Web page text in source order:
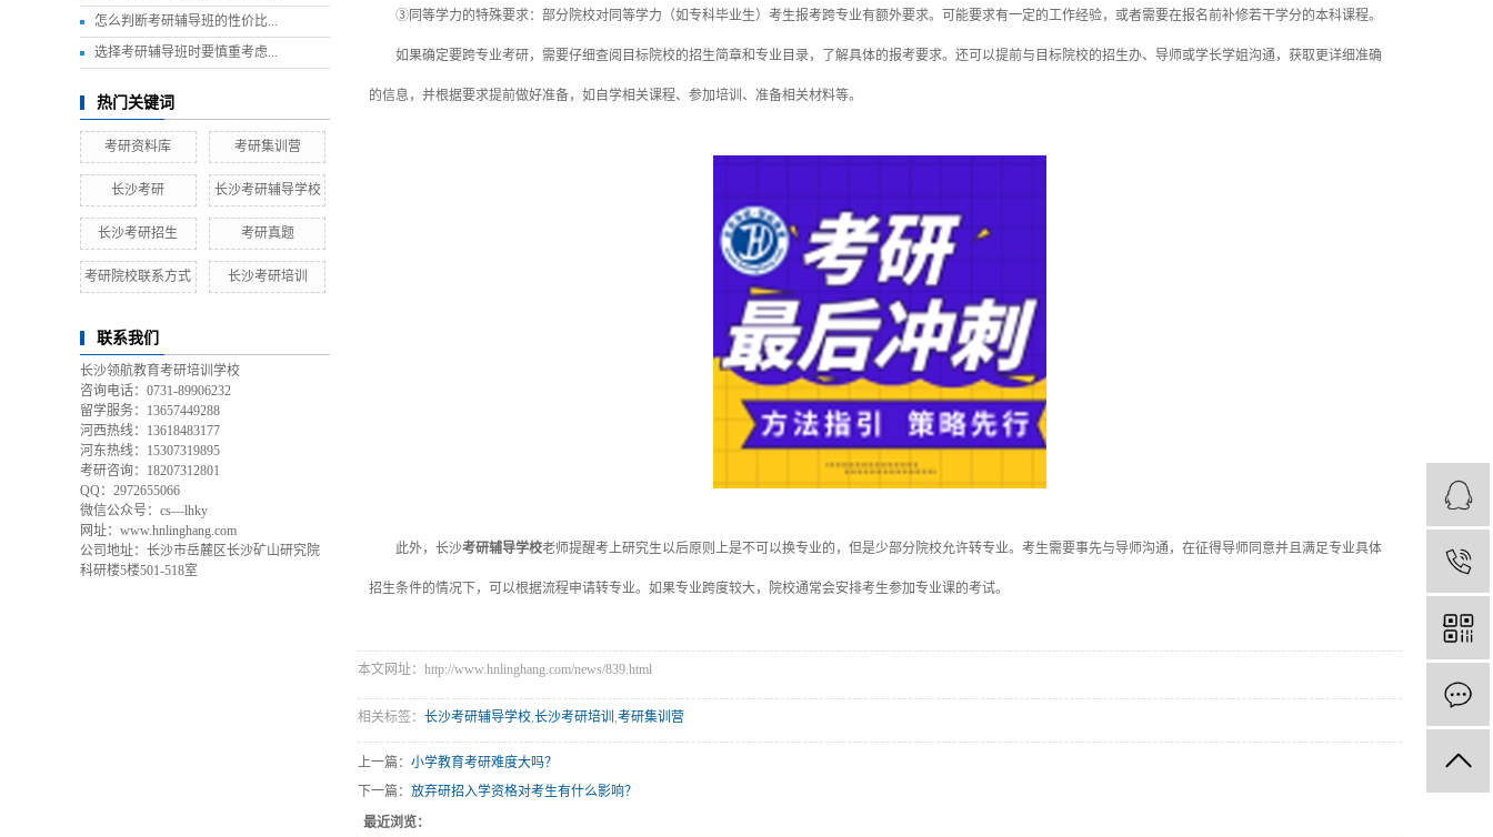
怎么判断考研辅导班的性价比...
选择考研辅导班时要慎重考虑...
热门关键词
考研资料库 考研集训营
长沙考研 长沙考研辅导学校
长沙考研招生 考研真题
考研院校联系方式 长沙考研培训
联系我们
长沙领航教育考研培训学校
咨询电话：0731-89906232
留学服务：13657449288
河西热线：13618483177
河东热线：15307319895
考研咨询：18207312801
QQ：2972655066
微信公众号：cs—lhky
网址：www.hnlinghang.com
公司地址：长沙市岳麓区长沙矿山研究院
科研楼5楼501-518室
③同等学力的特殊要求：部分院校对同等学力（如专科毕业生）考生报考跨专业有额外要求。可能要求有一定的工作经验，或者需要在报名前补修若干学分的本科课程。
如果确定要跨专业考研，需要仔细查阅目标院校的招生简章和专业目录，了解具体的报考要求。还可以提前与目标院校的招生办、导师或学长学姐沟通，获取更详细准确
的信息，并根据要求提前做好准备，如自学相关课程、参加培训、准备相关材料等。
此外，长沙考研辅导学校老师提醒考上研究生以后原则上是不可以换专业的，但是少部分院校允许转专业。考生需要事先与导师沟通，在征得导师同意并且满足专业具体
招生条件的情况下，可以根据流程申请转专业。如果专业跨度较大，院校通常会安排考生参加专业课的考试。
本文网址：http://www.hnlinghang.com/news/839.html
相关标签： 长沙考研辅导学校,长沙考研培训 ,考研集训营
上一篇： 小学教育考研难度大吗？
下一篇： 放弃研招入学资格对考生有什么影响？
最近浏览：